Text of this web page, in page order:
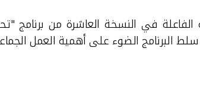
من برنامج "تحدي الابتكار 2025" الذي نظمته مؤسسة
البرنامج الضوء على أهمية العمل